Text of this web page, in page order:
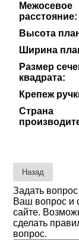
Межосевое
расстояние:
Высота
Ширина
Размер
квадрата:
Крепеж
Страна
Задать
Ваш вопрос и
сайте.
сделать
вопрос.